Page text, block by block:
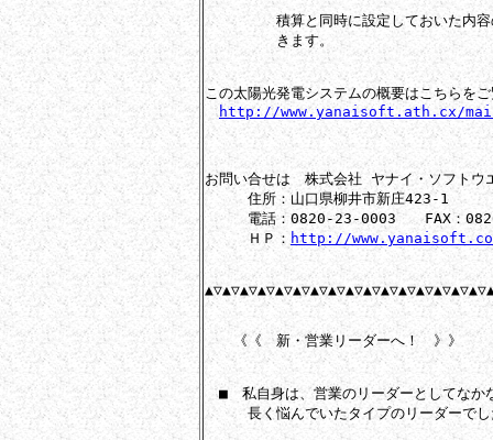
積算と同時に設定しておいた内容の
きます。
この太陽光発電システムの概要はこちらを
http://www.yanaisoft.ath.cx/
お問い合せは　株式会社 ヤナイ・ソフトウ
住所：山口県柳井市新庄423-1
電話：0820-23-0003　　FAX：
ＨＰ： http://
《《　新・営業リーダーへ！　》》
■　私自身は、営業のリーダーとしてなか
長く悩んでいたタイプのリーダーでし